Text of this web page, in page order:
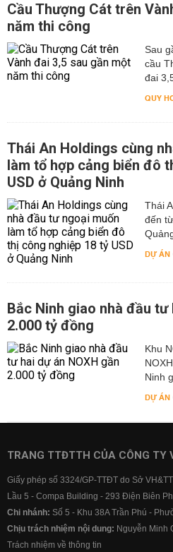
Cầu Thượng Cát trên
năm thi công
Sau
cầu
đai
QUY
Thái An Holdings cùng
làm tổ hợp cảng biển đô
USD ở Quảng Ninh
Thái
đến
DỰ ÁN
Bắc Ninh giao nhà đầu tư
2.000 tỷ đồng
Khu
Ninh
DỰ ÁN
TRANG TTĐTTH CỦA CÔNG TY
Giấy phép số 3324/GP-TTĐT do Sở
Lầu 5 - Compa Building - 293 Điện Biên
Chi nhánh: Số 5 - Khu 38A Trần Phú -
Chịu trách nhiệm nội dung: Nguyễn Minh
Trách nhiệm về thông tin